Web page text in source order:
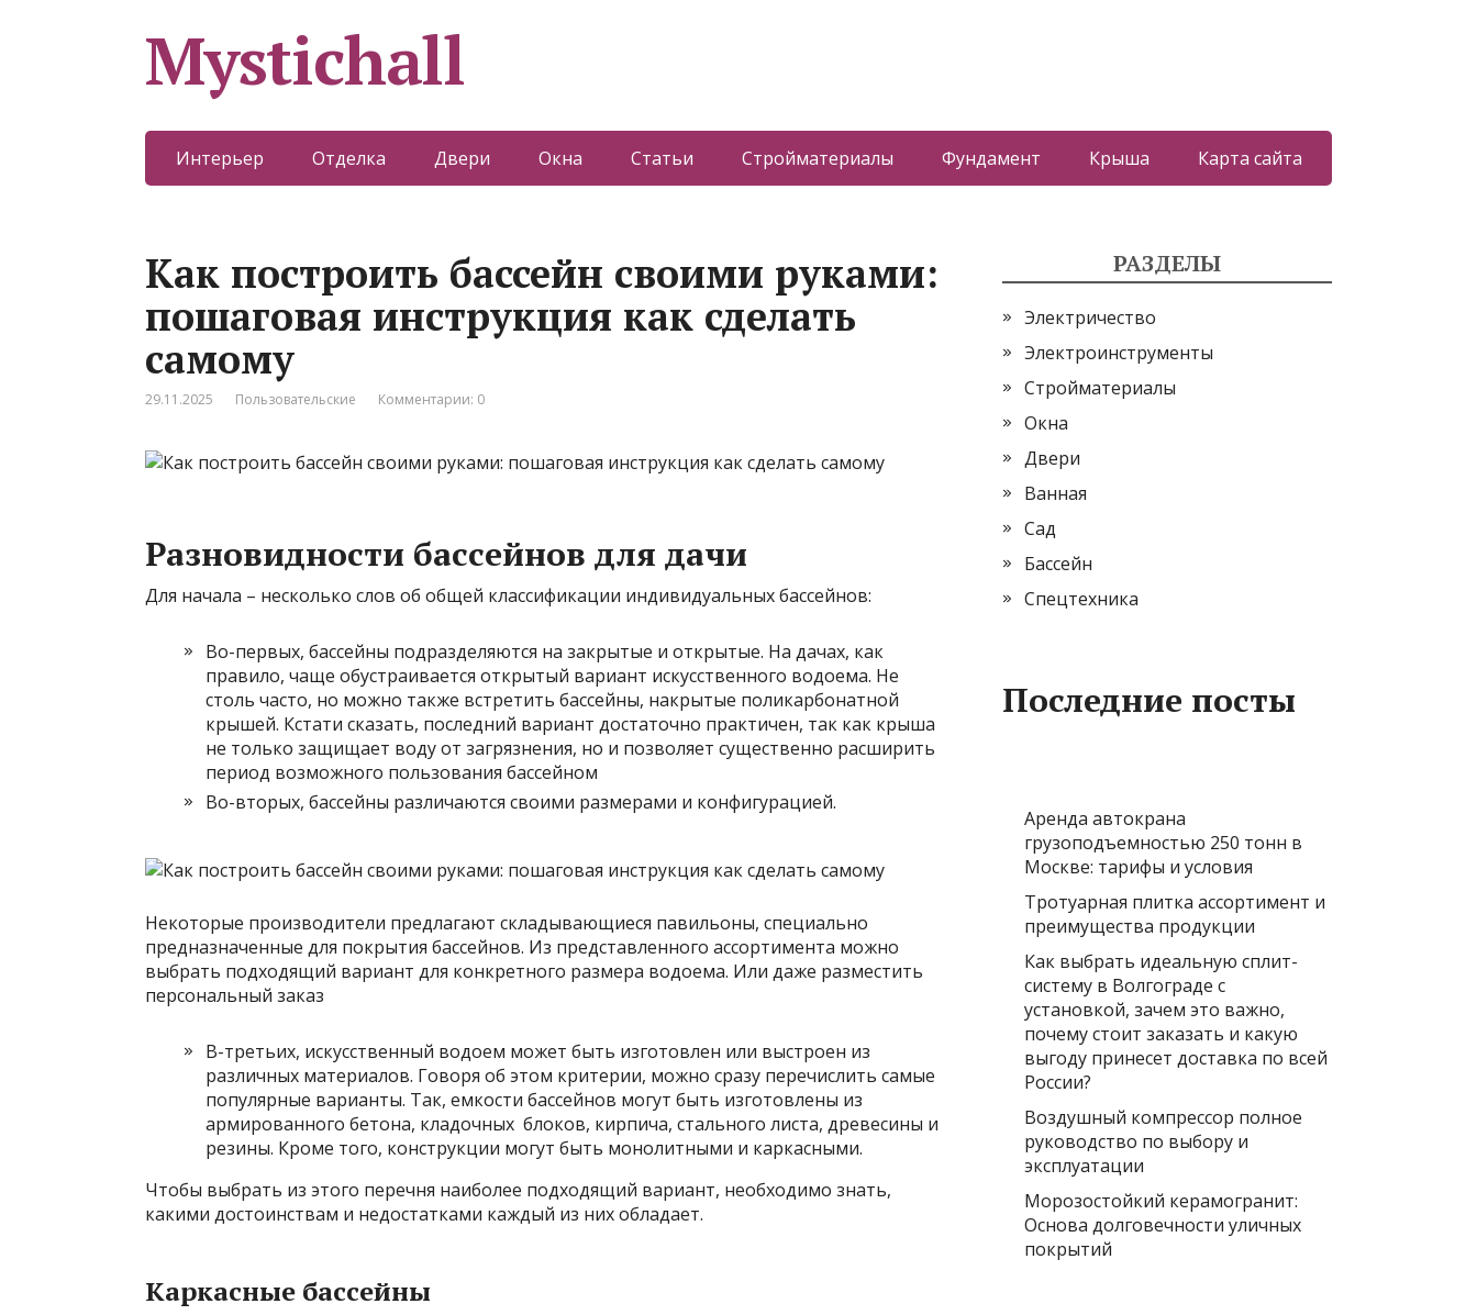
Mystichall
Интерьер Отделка Двери Окна Статьи Стройматериалы Фундамент Крыша Карта сайта
Как построить бассейн своими руками:
пошаговая инструкция как сделать
самому
29.11.2025 Пользовательские Комментарии: 0
Разновидности бассейнов для дачи
Для начала – несколько слов об общей классификации индивидуальных бассейнов:
Во-первых, бассейны подразделяются на закрытые и открытые. На дачах, как
правило, чаще обустраивается открытый вариант искусственного водоема. Не
столь часто, но можно также встретить бассейны, накрытые поликарбонатной
крышей. Кстати сказать, последний вариант достаточно практичен, так как крыша
не только защищает воду от загрязнения, но и позволяет существенно расширить
период возможного пользования бассейном
Во-вторых, бассейны различаются своими размерами и конфигурацией.
Некоторые производители предлагают складывающиеся павильоны, специально
предназначенные для покрытия бассейнов. Из представленного ассортимента можно
выбрать подходящий вариант для конкретного размера водоема. Или даже разместить
персональный заказ
В-третьих, искусственный водоем может быть изготовлен или выстроен из
различных материалов. Говоря об этом критерии, можно сразу перечислить самые
популярные варианты. Так, емкости бассейнов могут быть изготовлены из
армированного бетона, кладочных блоков, кирпича, стального листа, древесины и
резины. Кроме того, конструкции могут быть монолитными и каркасными.
Чтобы выбрать из этого перечня наиболее подходящий вариант, необходимо знать,
какими достоинствам и недостатками каждый из них обладает.
Каркасные бассейны
РАЗДЕЛЫ
Электричество
Электроинструменты
Стройматериалы
Окна
Двери
Ванная
Сад
Бассейн
Спецтехника
Последние посты
Аренда автокрана
грузоподъемностью 250 тонн в
Москве: тарифы и условия
Тротуарная плитка ассортимент и
преимущества продукции
Как выбрать идеальную сплит-
систему в Волгограде с
установкой, зачем это важно,
почему стоит заказать и какую
выгоду принесет доставка по всей
России?
Воздушный компрессор полное
руководство по выбору и
эксплуатации
Морозостойкий керамогранит:
Основа долговечности уличных
покрытий